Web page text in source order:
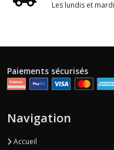
Les lundis et
Paiements sécurisés
Navigation
Accueil